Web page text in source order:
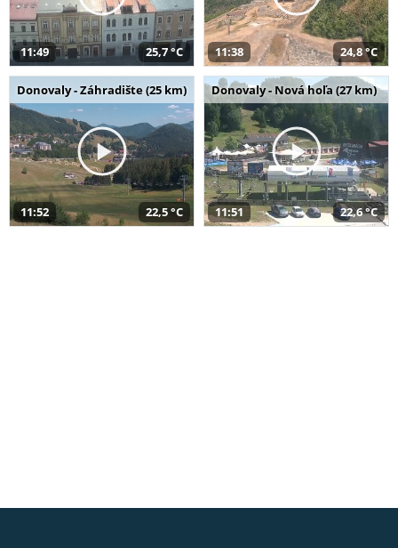
11:49 25,7 °C 11:38 24,8 °C
Donovaly - Záhradište (25 km)
11:52 22,5 °C
Donovaly - Nová hoľa (27 km)
11:51 22,6 °C